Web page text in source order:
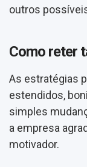
outros
Como reter
As estratégias
estendidos,
simples
a empresa
motivador.